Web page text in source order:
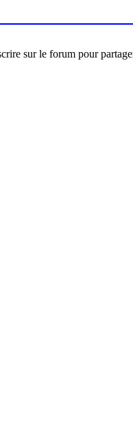
sur le forum pour